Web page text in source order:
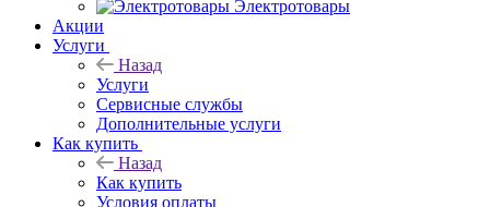
Электротовары
Акции
Услуги
Назад
Услуги
Сервисные службы
Дополнительные услуги
Как купить
Назад
Как купить
Условия оплаты